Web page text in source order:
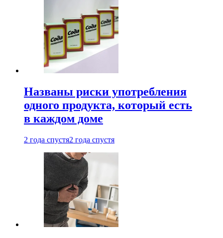
Названы риски употребления
одного продукта, который есть
в каждом доме
2 года спустя2 года спустя